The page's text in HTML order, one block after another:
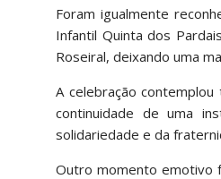
Foram igualmente
Infantil Quinta dos
Roseiral, deixando uma
A celebração
continuidade de uma
solidariedade e da
Outro momento emotivo